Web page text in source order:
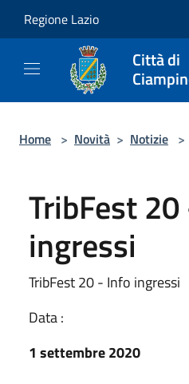
Regione Lazio
Città di
Home > Novità > Notizie >
TribFest
ingressi
TribFest 20 - Info ingressi
Data :
1 settembre 2020